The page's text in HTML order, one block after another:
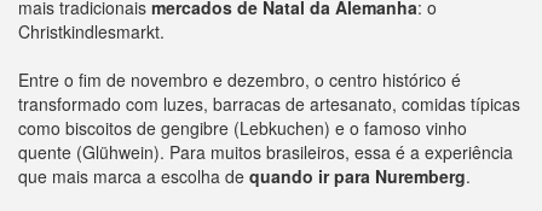
mais tradicionais mercados de Natal da Alemanha: o
Christkindlesmarkt.
Entre o fim de novembro e dezembro, o centro histórico é
transformado com luzes, barracas de artesanato, comidas típicas
como biscoitos de gengibre (Lebkuchen) e o famoso vinho
quente (Glühwein). Para muitos brasileiros, essa é a experiência
que mais marca a escolha de quando ir para Nuremberg.